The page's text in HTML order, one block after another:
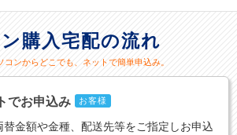
購入宅配の流れ
コンからどこでも、ネットで簡単申込み。
でお申込み お客様
替金額や金種、配送先等をご指定しお申込